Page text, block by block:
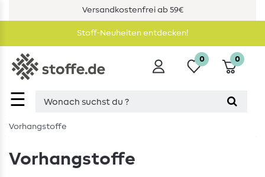
Versandkostenfrei ab 59€
Stoff-Neuheiten entdecken!
☰
0 0
Vorhangstoffe
Vorhangstoffe